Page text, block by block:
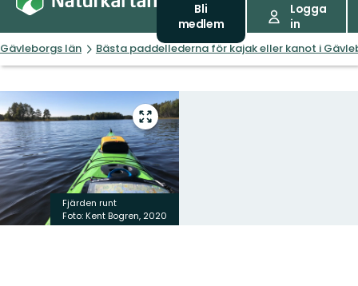
Bli
medlem
Logga
in
Gävleborgs län Bästa paddellederna för kajak eller kanot i
Gå
till
helskärmsläge
Fjärden runt
Foto: Kent Bogren, 2020